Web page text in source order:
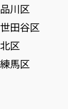
品川区
世田谷区
北区
練馬区